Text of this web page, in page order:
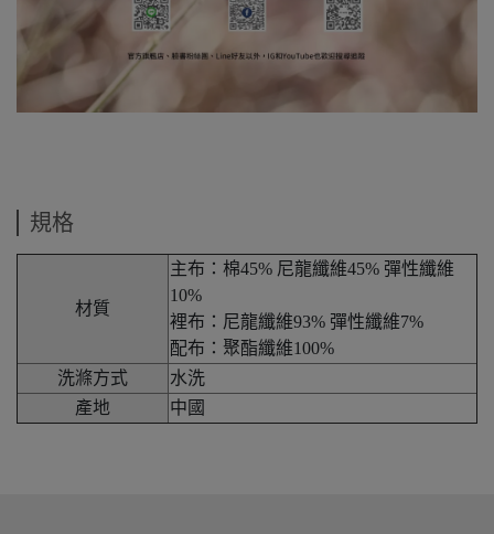
規格
材質
主布：棉45% 尼龍纖維45% 彈性纖維
10%
裡布：尼龍纖維93% 彈性纖維7%
配布：聚酯纖維100%
洗滌方式
水洗
產地
中國